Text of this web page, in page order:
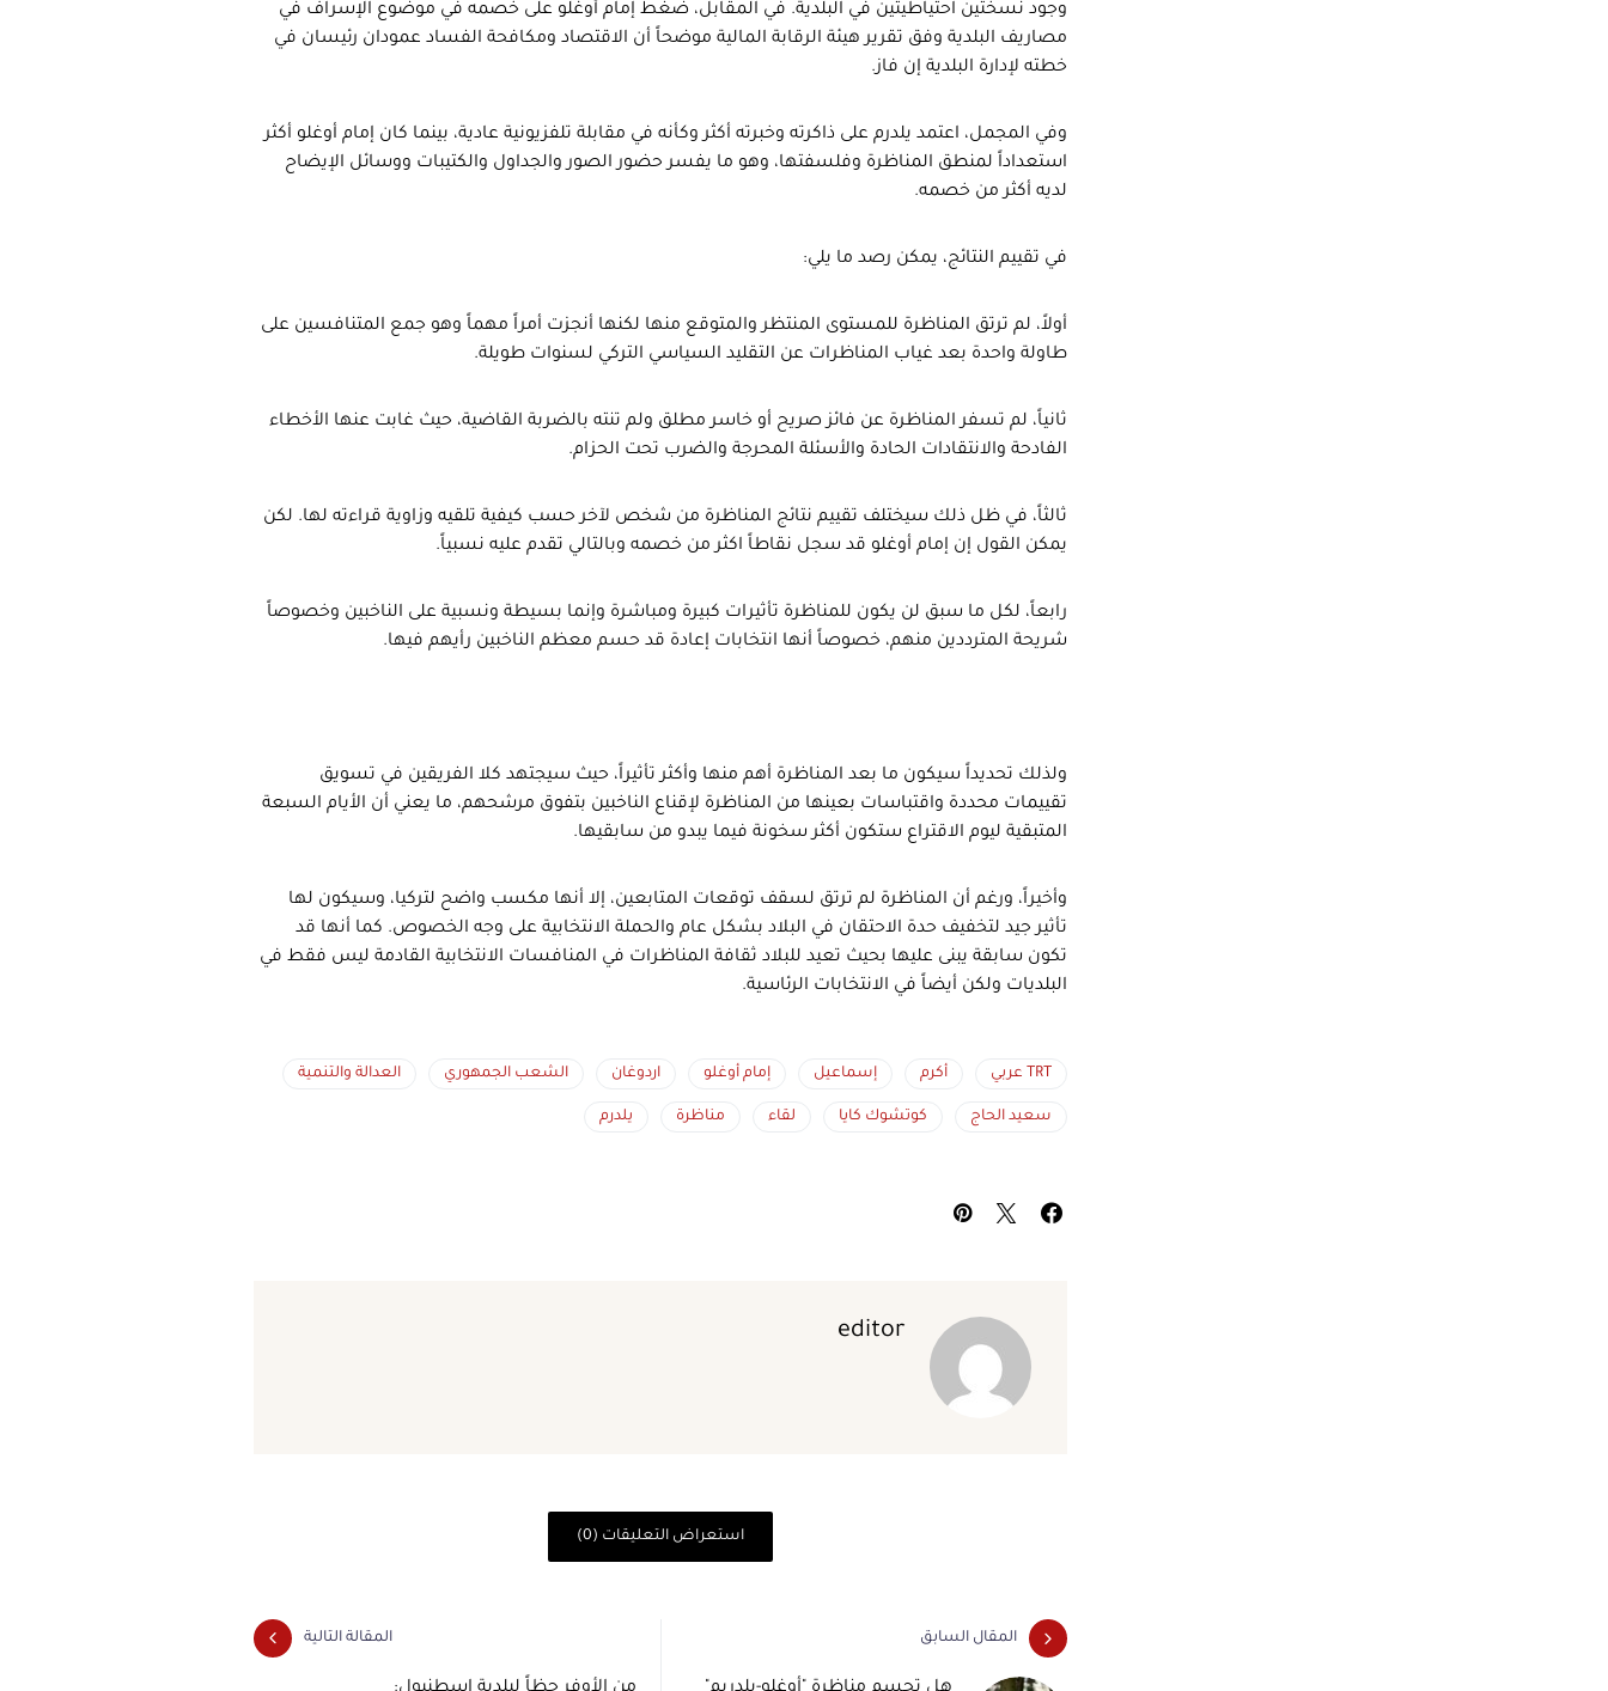
وجود نسختين احتياطيتين في البلدية. في المقابل، ضغط إمام أوغلو على خصمه في موضوع الإسراف في
مصاريف البلدية وفق تقرير هيئة الرقابة المالية موضحاً أن الاقتصاد ومكافحة الفساد عمودان رئيسان في
خطته لإدارة البلدية إن فاز.
وفي المجمل، اعتمد يلدرم على ذاكرته وخبرته أكثر وكأنه في مقابلة تلفزيونية عادية، بينما كان إمام أوغلو أكثر
استعداداً لمنطق المناظرة وفلسفتها، وهو ما يفسر حضور الصور والجداول والكتيبات ووسائل الإيضاح
لديه أكثر من خصمه.
في تقييم النتائج، يمكن رصد ما يلي:
أولاً، لم ترتق المناظرة للمستوى المنتظر والمتوقع منها لكنها أنجزت أمراً مهماً وهو جمع المتنافسين على
طاولة واحدة بعد غياب المناظرات عن التقليد السياسي التركي لسنوات طويلة.
ثانياً، لم تسفر المناظرة عن فائز صريح أو خاسر مطلق ولم تنته بالضربة القاضية، حيث غابت عنها الأخطاء
الفادحة والانتقادات الحادة والأسئلة المحرجة والضرب تحت الحزام.
ثالثاً، في ظل ذلك سيختلف تقييم نتائج المناظرة من شخص لآخر حسب كيفية تلقيه وزاوية قراءته لها. لكن
يمكن القول إن إمام أوغلو قد سجل نقاطاً اكثر من خصمه وبالتالي تقدم عليه نسبياً.
رابعاً، لكل ما سبق لن يكون للمناظرة تأثيرات كبيرة ومباشرة وإنما بسيطة ونسبية على الناخبين وخصوصاً
شريحة المترددين منهم، خصوصاً أنها انتخابات إعادة قد حسم معظم الناخبين رأيهم فيها.
ولذلك تحديداً سيكون ما بعد المناظرة أهم منها وأكثر تأثيراً، حيث سيجتهد كلا الفريقين في تسويق
تقييمات محددة واقتباسات بعينها من المناظرة لإقناع الناخبين بتفوق مرشحهم، ما يعني أن الأيام السبعة
المتبقية ليوم الاقتراع ستكون أكثر سخونة فيما يبدو من سابقيها.
وأخيراً، ورغم أن المناظرة لم ترتق لسقف توقعات المتابعين، إلا أنها مكسب واضح لتركيا، وسيكون لها
تأثير جيد لتخفيف حدة الاحتقان في البلاد بشكل عام والحملة الانتخابية على وجه الخصوص. كما أنها قد
تكون سابقة يبنى عليها بحيث تعيد للبلاد ثقافة المناظرات في المنافسات الانتخابية القادمة ليس فقط في
البلديات ولكن أيضاً في الانتخابات الرئاسية.
TRT عربي أكرم إسماعيل إمام أوغلو اردوغان الشعب الجمهوري العدالة والتنمية
سعيد الحاج كوتشوك كايا لقاء مناظرة يلدرم
editor
استعراض التعليقات (0)
المقال السابق المقالة التالية